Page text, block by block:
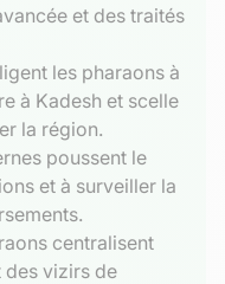
et des traités
les pharaons à
à Kadesh et scelle
la région.
poussent le
et à surveiller la
centralisent
vizirs de